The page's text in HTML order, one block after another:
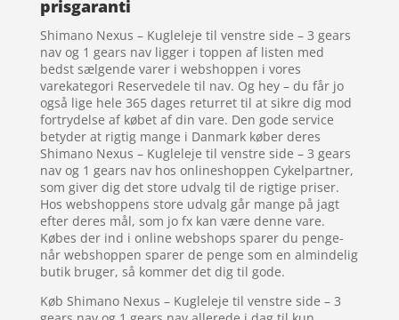
prisgaranti
Shimano Nexus – Kugleleje til venstre side – 3 gears
nav og 1 gears nav ligger i toppen af listen med
bedst sælgende varer i webshoppen i vores
varekategori Reservedele til nav. Og hey – du får jo
også lige hele 365 dages returret til at sikre dig mod
fortrydelse af købet af din vare. Den gode service
betyder at rigtig mange i Danmark køber deres
Shimano Nexus – Kugleleje til venstre side – 3 gears
nav og 1 gears nav hos onlineshoppen Cykelpartner,
som giver dig det store udvalg til de rigtige priser.
Hos webshoppens store udvalg går mange på jagt
efter deres mål, som jo fx kan være denne vare.
Købes der ind i online webshops sparer du penge-
når webshoppen sparer de penge som en almindelig
butik bruger, så kommer det dig til gode.
Køb Shimano Nexus – Kugleleje til venstre side – 3